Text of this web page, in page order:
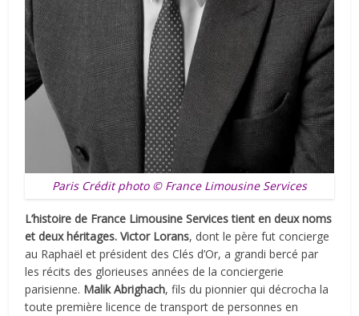
Paris Crédit photo © France Limousine Services
L’histoire de France Limousine Services tient en deux noms
et deux héritages. Victor Lorans, dont le père fut concierge
au Raphaël et président des Clés d’Or, a grandi bercé par
les récits des glorieuses années de la conciergerie
parisienne. Malik Abrighach, fils du pionnier qui décrocha la
toute première licence de transport de personnes en